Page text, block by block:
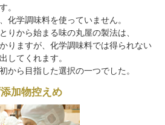
。
化学調味料を使っていません。
りから始まる味の丸屋の製法は、
りますが、化学調味料では得られない
してくれます。
から目指した選択の一つでした。
加物控えめ